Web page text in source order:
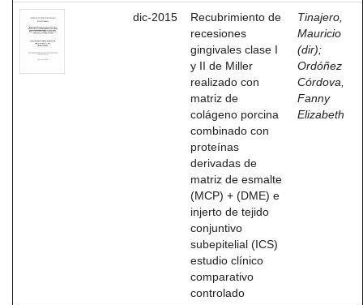
dic-2015
Recubrimiento de
recesiones
gingivales clase I
y II de Miller
realizado con
matriz de
colágeno porcina
combinado con
proteínas
derivadas de
matriz de esmalte
(MCP) + (DME) e
injerto de tejido
conjuntivo
subepitelial (ICS)
estudio clínico
comparativo
controlado
Tinajero,
Mauricio
(dir);
Ordóñez
Córdova,
Fanny
Elizabeth